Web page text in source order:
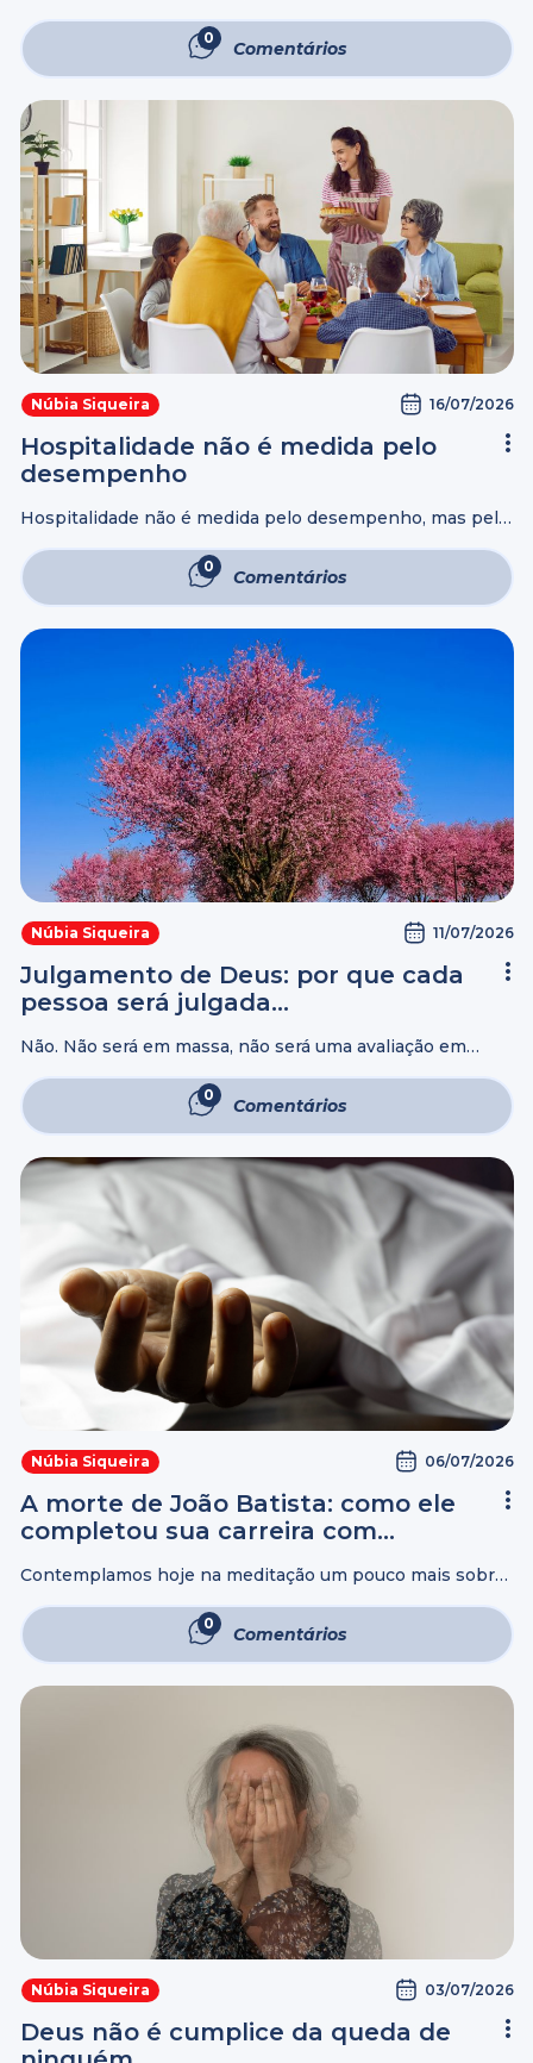
acorda em paz, e tem ...
0 Comentários
Núbia Siqueira 16/07/2026
Hospitalidade não é medida pelo
desempenho
Hospitalidade não é medida pelo desempenho, mas pelo
não for assim, receber alguém em casa parecerá mais
uma prova de resistência ...
0 Comentários
Núbia Siqueira 11/07/2026
Julgamento de Deus: por que cada
pessoa será julgada
Não. Não será em massa, não será uma avaliação em
terceiros. Deus promete um encontro individual com
cada pessoa, para julgar ...
0 Comentários
Núbia Siqueira 06/07/2026
A morte de João Batista: como ele
completou sua carreira com
Contemplamos hoje na meditação um pouco mais sobre
sua duração. Ela é definida pela fidelidade em cumprir ...
0 Comentários
Núbia Siqueira 03/07/2026
Deus não é cumplice da queda de